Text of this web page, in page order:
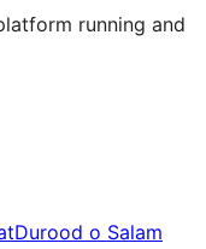
running and
Durood o Salam